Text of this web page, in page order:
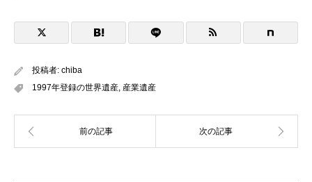
投稿者: chiba
1997年登録の世界遺産, 産業遺産